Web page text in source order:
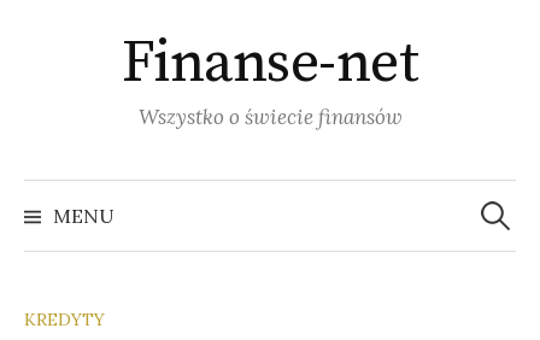
o
c
t
Finanse-net
Wszystko o świecie finansów
MENU S
KREDYTY